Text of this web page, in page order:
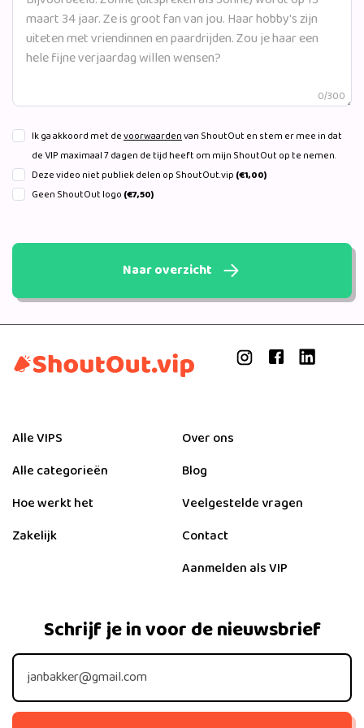
0/300
Ik ga akkoord met devoorwaardenvan ShoutOut en stem er mee in dat
de VIP maximaal 7 dagen de tijd heeft om mijn ShoutOut op te nemen.
Deze video niet publiek delen op ShoutOut.vip (€1,00)
Geen ShoutOut logo (€7,50)
Naar overzicht
Alle VIPS
Alle categorieën
Hoe werkt het
Zakelijk
Over ons
Blog
Veelgestelde vragen
Contact
Aanmelden als VIP
Schrijf je in voor de nieuwsbrief